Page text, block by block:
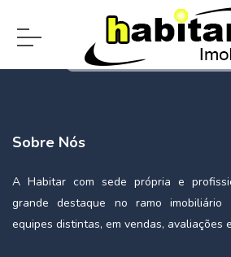
Sobre Nós
A Habitar com sede própria e
grande destaque no ramo imobiliário
equipes distintas, em vendas, avaliações